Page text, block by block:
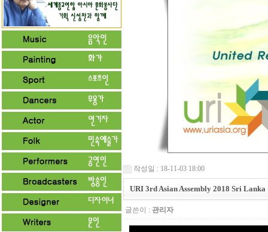
작성일 : 18-11-03 18:00
URI 3rd Asian Assembly 2018 Sri Lanka
글쓴이 : 관리자